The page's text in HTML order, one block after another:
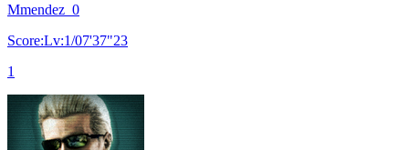
Mmendez_0
Score:Lv:1/07'37"23
1